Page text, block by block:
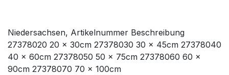
Niedersachsen, Artikelnummer Beschreibung
27378020 20 x 30cm 27378030 30 x 45cm 27378040
40 x 60cm 27378050 50 x 75cm 27378060 60 x
90cm 27378070 70 x 100cm